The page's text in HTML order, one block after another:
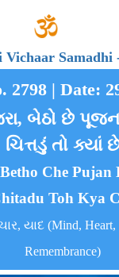
Vichaar Samadhi
2798 | Date:
બેઠો છે પૂજન
ચિત્તડું તો ક્યાં
Che Pujan
Toh Kya
યાદ (Mind, Heart,
Remembrance)